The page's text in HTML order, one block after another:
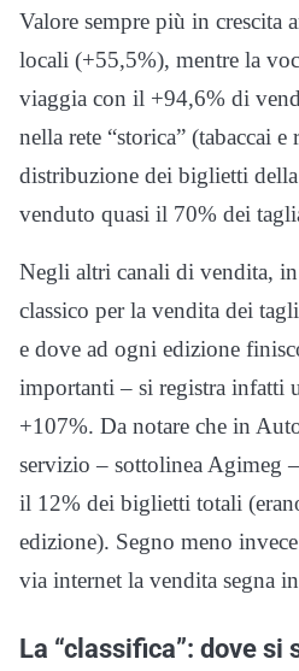
Valore sempre più in crescita
locali (+55,5%), mentre la
viaggia con il +94,6% di
nella rete “storica” (tabaccai
distribuzione dei biglietti
venduto quasi il 70% dei
Negli altri canali di vendita,
classico per la vendita dei
e dove ad ogni edizione
importanti – si registra infatti
+107%. Da notare che in
servizio – sottolinea Agimeg
il 12% dei biglietti totali
edizione). Segno meno
via internet la vendita segna
La “classifica”: dove si